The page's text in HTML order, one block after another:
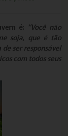
é: “Você não
soja, que é tão
ser responsável
com todos seus